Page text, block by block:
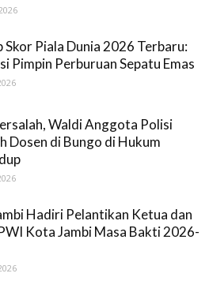
Piala Dunia 2026 Terbaru:
Pimpin Perburuan Sepatu Emas
Waldi Anggota Polisi
Dosen di Bungo di Hukum
Hadiri Pelantikan Ketua dan
Kota Jambi Masa Bakti 2026-